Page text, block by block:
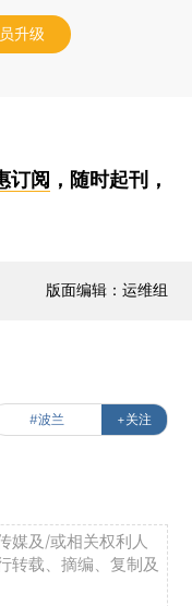
升级
订阅 ，随时起刊，
版面编辑：运维组
#波兰 +关注
媒及/或相关权利人
转载、摘编、复制及